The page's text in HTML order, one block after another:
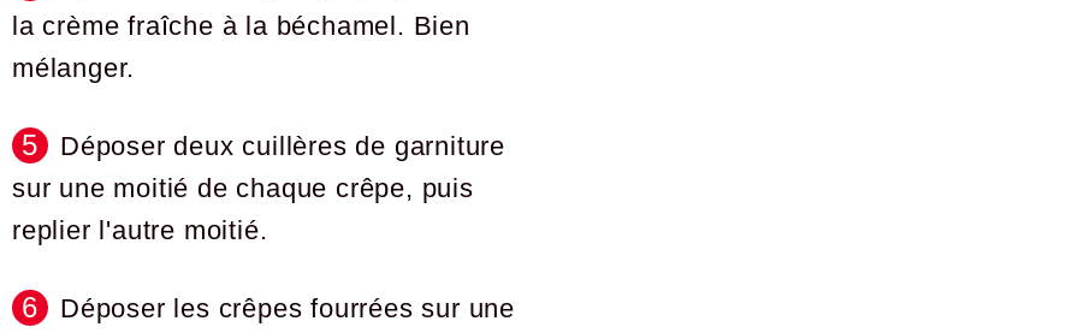
la crème fraîche à la béchamel. Bien
mélanger.
Déposer deux cuillères de garniture
sur une moitié de chaque crêpe, puis
replier l'autre moitié.
Déposer les crêpes fourrées sur une